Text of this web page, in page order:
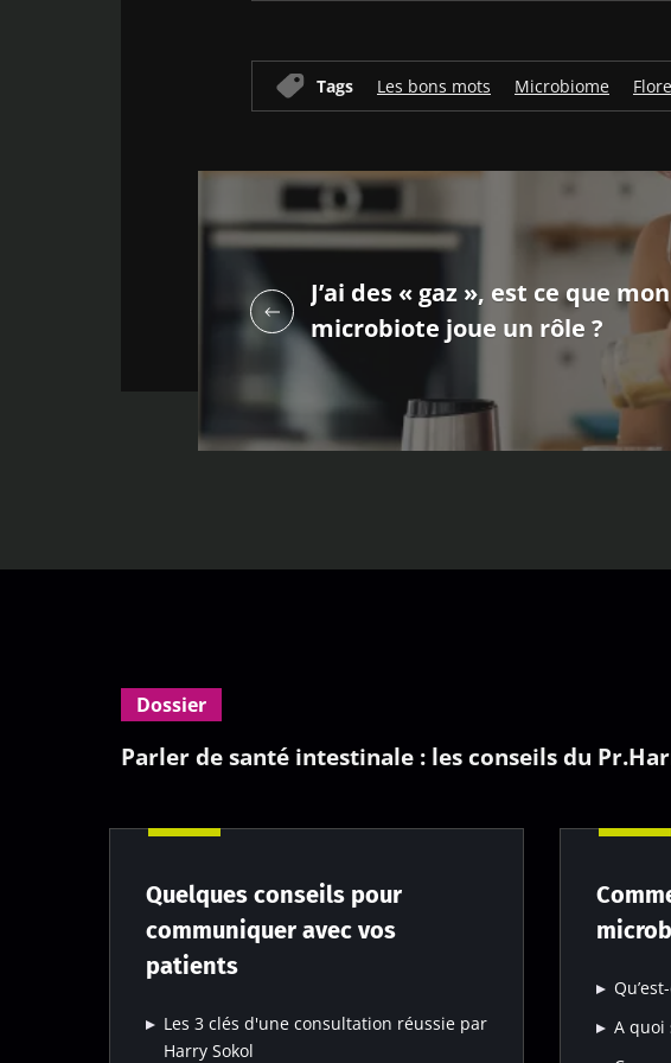
Tags Les bons mots Microbiome Flore
J’ai des « gaz », est ce que mon
microbiote joue un rôle ?
Dossier
Parler de santé intestinale : les conseils du
Quelques conseils pour
communiquer avec vos
patients
Les 3 clés d'une consultation réussie par
Harry Sokol
A quoi